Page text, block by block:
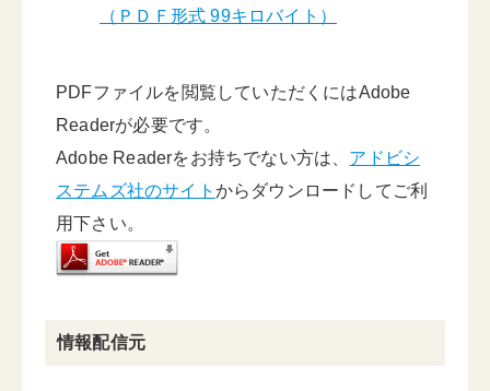
（ＰＤＦ形式 99キロバイト）
PDFファイルを閲覧していただくにはAdobe
Readerが必要です。
Adobe Readerをお持ちでない方は、 アドビシ
ステムズ社のサイト からダウンロードしてご利
用下さい。
情報配信元